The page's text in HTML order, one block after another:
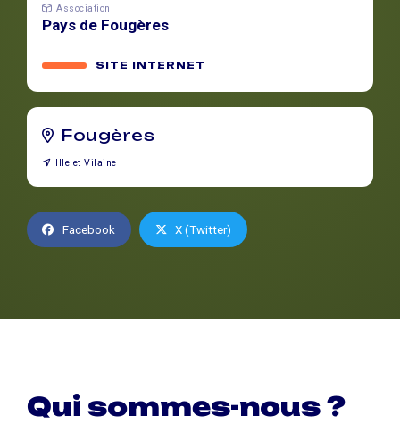
Association
Pays de Fougères
SITE INTERNET
Fougères
Ille et Vilaine
Facebook X (Twitter)
Qui sommes-nous ?